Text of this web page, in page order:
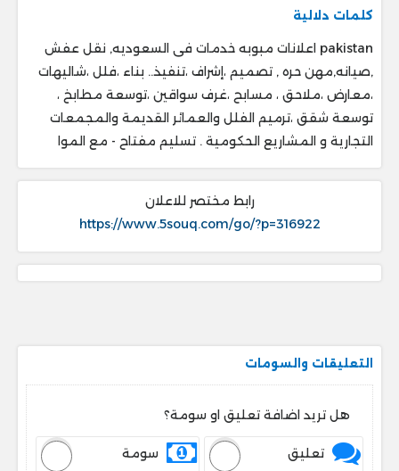
كلمات دلالية
pakistan اعلانات مبوبه خدمات فى السعوديه, نقل عفش
,صيانه,مهن حره , تصميم ،إشراف ،تنفيذ.. ‎بناء ،فلل ،شاليهات
،معارض ،ملاحق ، ‎مسابح ،غرف سواقين ،توسعة مطابخ ،
‎توسعة شقق ،ترميم الفلل والعمائر القديمة والمجمعات
التجارية و المشاريع الحكومية . ‎تسليم مفتاح - مع الموا
رابط مختصر للاعلان
https://www.5souq.com/go/?p=316922
التعليقات والسومات
هل تريد اضافة تعليق او سومة؟
تعليق سومة